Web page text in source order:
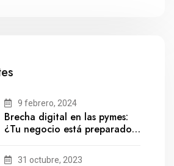
9 febrero, 2024
Brecha digital en las pymes:
¿Tu negocio está preparado
31 octubre, 2023